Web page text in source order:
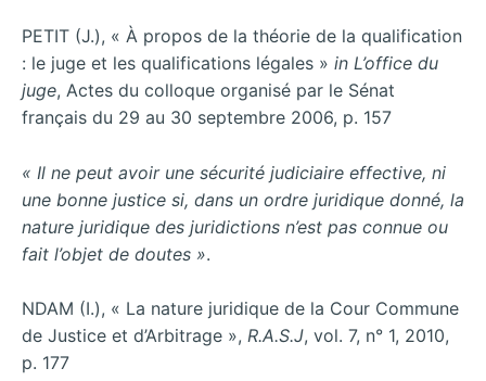
PETIT (J.), « À propos de la théorie de la qualification
: le juge et les qualifications légales » in L’office du
juge, Actes du colloque organisé par le Sénat
français du 29 au 30 septembre 2006, p. 157
« Il ne peut avoir une sécurité judiciaire effective, ni
une bonne justice si, dans un ordre juridique donné, la
nature juridique des juridictions n’est pas connue ou
fait l’objet de doutes ».
NDAM (I.), « La nature juridique de la Cour Commune
de Justice et d’Arbitrage », R.A.S.J, vol. 7, n° 1, 2010,
p. 177